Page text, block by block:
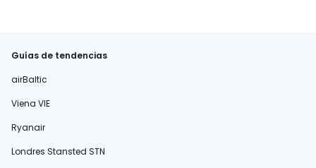
Guías de tendencias
airBaltic
Viena VIE
Ryanair
Londres Stansted STN